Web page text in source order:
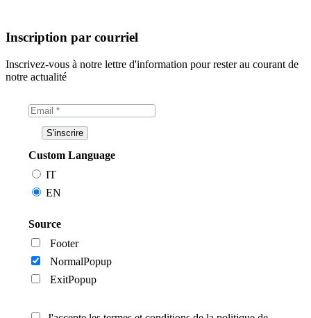
Inscription par courriel
Inscrivez-vous à notre lettre d'information pour rester au courant de
notre actualité
Custom Language
IT
EN
Source
Footer
NormalPopup
ExitPopup